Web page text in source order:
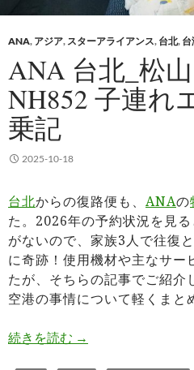
ANA, アジア, スターアライアンス, 台北, 台
ANA 台北_松
NH852 子連れ
乗記
2025-10-18
台北からの復路便も、 ANAの
た。2026年の予約状況を見る
がないので、家族3人で往復
に奇跡！使用機材や主なサー
たが、そちらの記事でご紹介
空港の事情について軽くまと
続きを読む ANA 台北_松山→羽
→